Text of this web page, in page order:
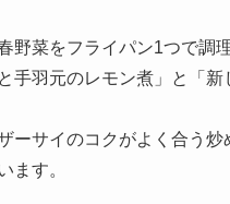
野菜をフライパン1つで調
手羽元のレモン煮」と「新
ーサイのコクがよく合う炒
ます。